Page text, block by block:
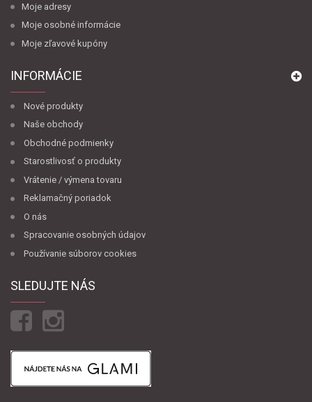
Moje adresy
Moje osobné informácie
Moje zľavové kupóny
INFORMÁCIE
Nové produkty
Naše obchody
Obchodné podmienky
Starostlivosť o produkty
Vrátenie / výmena tovaru
Reklamačný poriadok
O nás
Spracovanie osobných údajov
Používanie súborov cookies
SLEDUJTE NÁS